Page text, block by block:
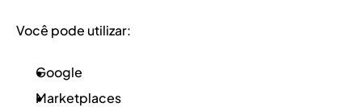
Você pode utilizar:
Google
Marketplaces